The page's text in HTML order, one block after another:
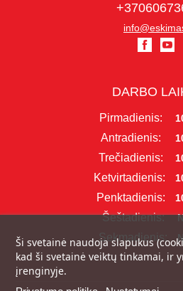
DARBO
Pirmadienis:
Antradienis:
Trečiadienis:
Ketvirtadienis:
Penktadienis:
Šeštadienis:
Sekmadienis:
Ši svetainė naudoja slapukus
kad ši svetainė veiktų tinkamai, ir
įrenginyje.